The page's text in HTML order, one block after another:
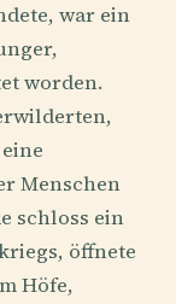
war ein
worden.
Menschen
schloss ein
öffnete
Höfe,